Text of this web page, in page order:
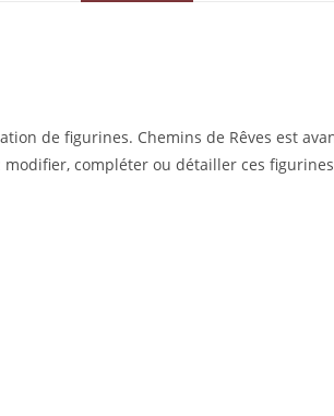
de figurines. Chemins de Rêves est
modifier, compléter ou détailler ces